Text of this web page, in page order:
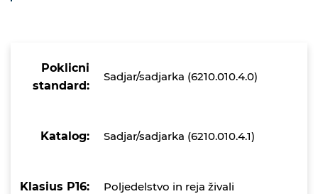
Poklicni
standard:
Sadjar/sadjarka (6210.010.4.0)
Katalog: Sadjar/sadjarka (6210.010.4.1)
Klasius P16: Poljedelstvo in reja živali